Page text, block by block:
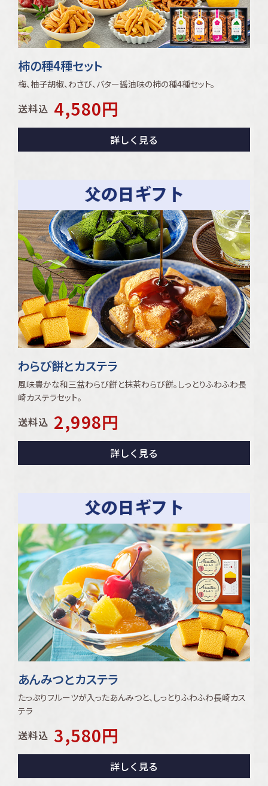
柿の種4種セット
梅、柚子胡椒、わさび、バター醤油味の柿の種4種セット。
送料込 4,580円
詳しく見る
わらび餅とカステラ
風味豊かな和三盆わらび餅と抹茶わらび餅｡しっとりふわふわ長
崎カステラセット｡
送料込 2,998円
詳しく見る
あんみつとカステラ
たっぷりフルーツが入ったあんみつと、しっとりふわふわ長崎カス
テラ
送料込 3,580円
詳しく見る